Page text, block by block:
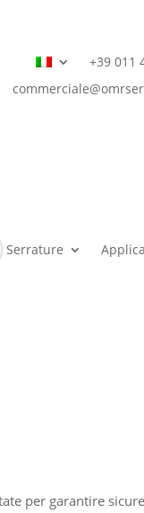
+39 011
Serrature
per garantire